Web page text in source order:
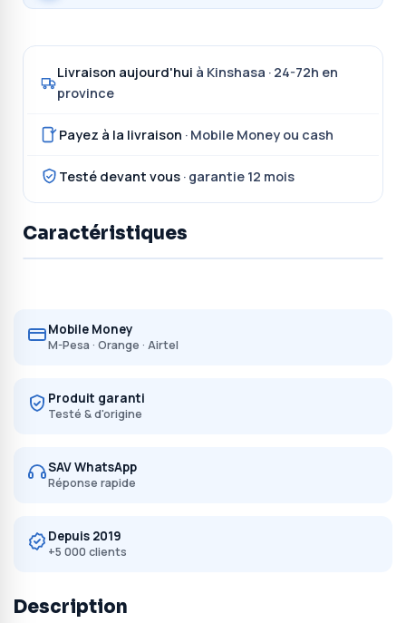
Livraison aujourd'hui à Kinshasa · 24-72h en
province
Payez à la livraison · Mobile Money ou cash
Testé devant vous · garantie 12 mois
Caractéristiques
Mobile Money
M-Pesa · Orange · Airtel
Produit garanti
Testé & d'origine
SAV WhatsApp
Réponse rapide
Depuis 2019
+5 000 clients
Description